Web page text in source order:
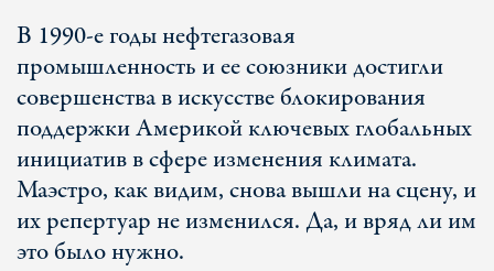
В 1990-е годы нефтегазовая
промышленность и ее союзники достигли
совершенства в искусстве блокирования
поддержки Америкой ключевых глобальных
инициатив в сфере изменения климата.
Маэстро, как видим, снова вышли на сцену, и
их репертуар не изменился. Да, и вряд ли им
это было нужно.